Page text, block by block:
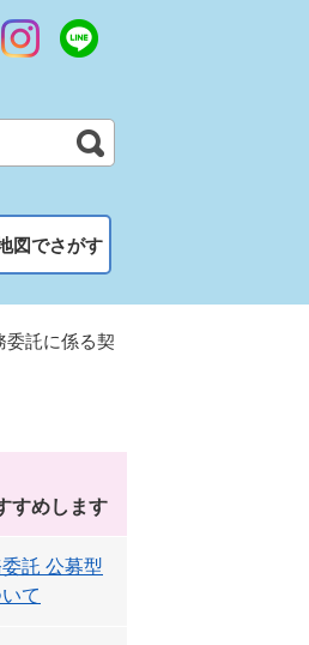
図でさがす
委託に係る契
すめします
託 公募型
て